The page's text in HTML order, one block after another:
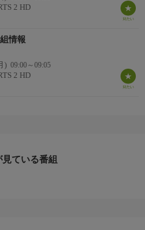
2 HD
情報
) 09:00～09:05
2 HD
ている番組